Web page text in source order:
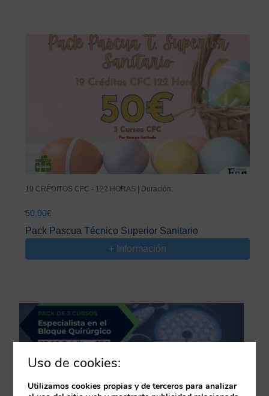
19 CRÉDITOS CFC - 122 HORAS | Duración:
50,00€
Pack Pascua Técnico Superior Sanitario
+ Información
Uso de cookies:
Utilizamos cookies propias y de terceros para analizar